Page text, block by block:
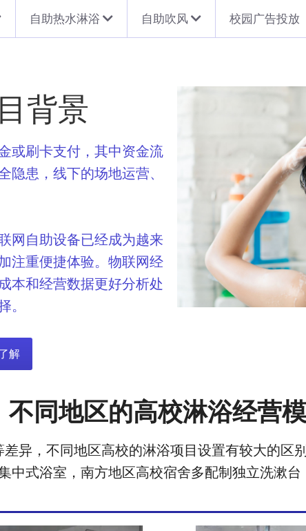
自助热水淋浴 自助吹风 校园广告投放
背景
或刷卡支付，其中资金流
患，线下的场地运营、
网自助设备已经成为越来
注重便捷体验。物联网经
本和经营数据更好分析处
。
解
不同地区的高校淋浴经营
异，不同地区高校的淋浴项目设置有较大的区
中式浴室，南方地区高校宿舍多配制独立洗漱台